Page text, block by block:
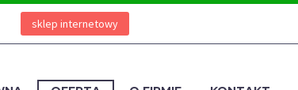
sklep internetowy